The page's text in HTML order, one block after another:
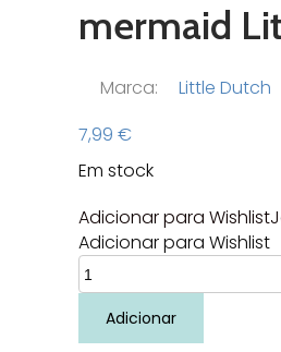
mermaid
Marca:
Little Dutch
7,99 €
Em stock
Adicionar para Wishlist
Adicionar para Wishlist
Quantidade
de
Papagaio
Diamante
Adicionar